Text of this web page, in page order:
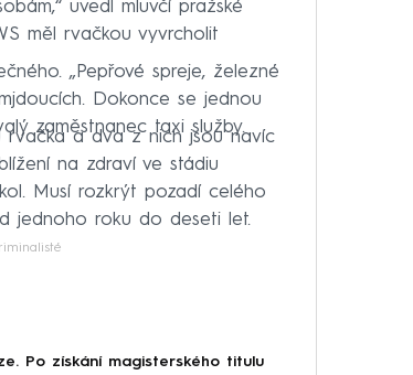
uvedl mluvčí pražské
měl rvačkou vyvrcholit
„Pepřové spreje, železné
Dokonce se jednou
zaměstnanec taxi služby.
rvačka a dva z nich jsou navíc
na zdraví ve stádiu
Musí rozkrýt pozadí celého
jednoho roku do deseti let.
Po získání magisterského titulu